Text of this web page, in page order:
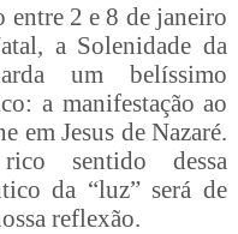
entre 2 e 8 de janeiro
a Solenidade da
um belíssimo
a manifestação ao
em Jesus de Nazaré.
sentido dessa
da “luz” será de
reflexão.